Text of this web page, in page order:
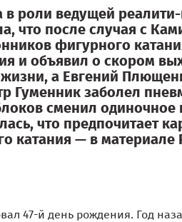
в роли ведущей
что после случая с
фигурного
и объявил о скором
а Евгений
Гуменник заболел
сменил одиночное
что предпочитает
катания — в материале
47-й день рождения. Год